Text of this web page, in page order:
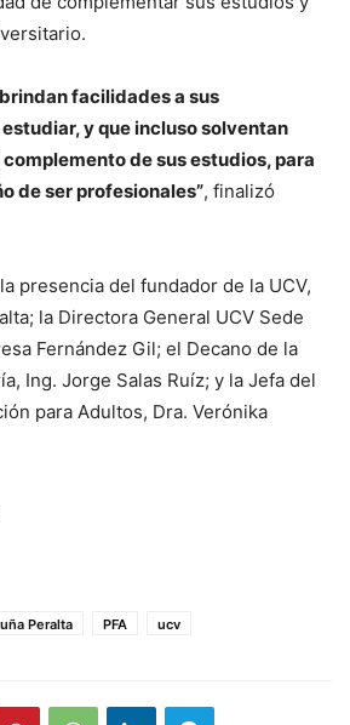
facilidades a sus
y que incluso solventan
de sus estudios, para
de ser profesionales”, finalizó
presencia del fundador de la UCV,
la Directora General UCV Sede
Fernández Gil; el Decano de la
Ing. Jorge Salas Ruíz; y la Jefa del
para Adultos, Dra. Verónika
Peralta PFA ucv